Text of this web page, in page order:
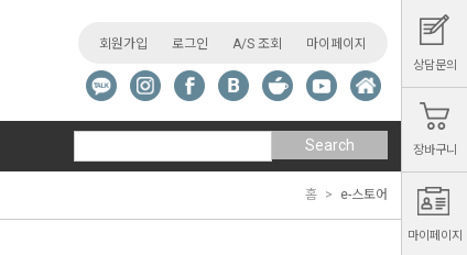
회원가입 로그인 A/S 조회 마이페이지
Search
홈 e-스토어
상담문의
장바구니
마이페이지